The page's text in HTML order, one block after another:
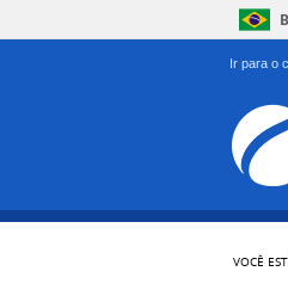
Ir para o
VOCÊ